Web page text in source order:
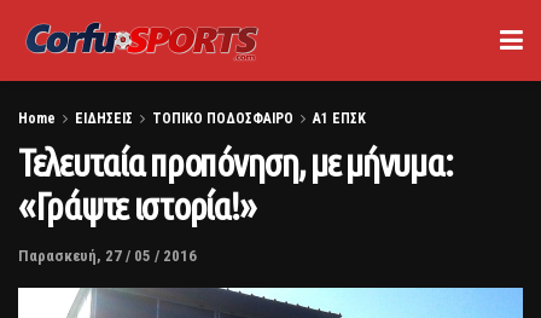
Home ΕΙΔΗΣΕΙΣ ΤΟΠΙΚΟ ΠΟΔΟΣΦΑΙΡΟ Α1 ΕΠΣΚ
Τελευταία προπόνηση, με μήνυμα:
«Γράψτε ιστορία!»
Παρασκευή, 27 / 05 / 2016